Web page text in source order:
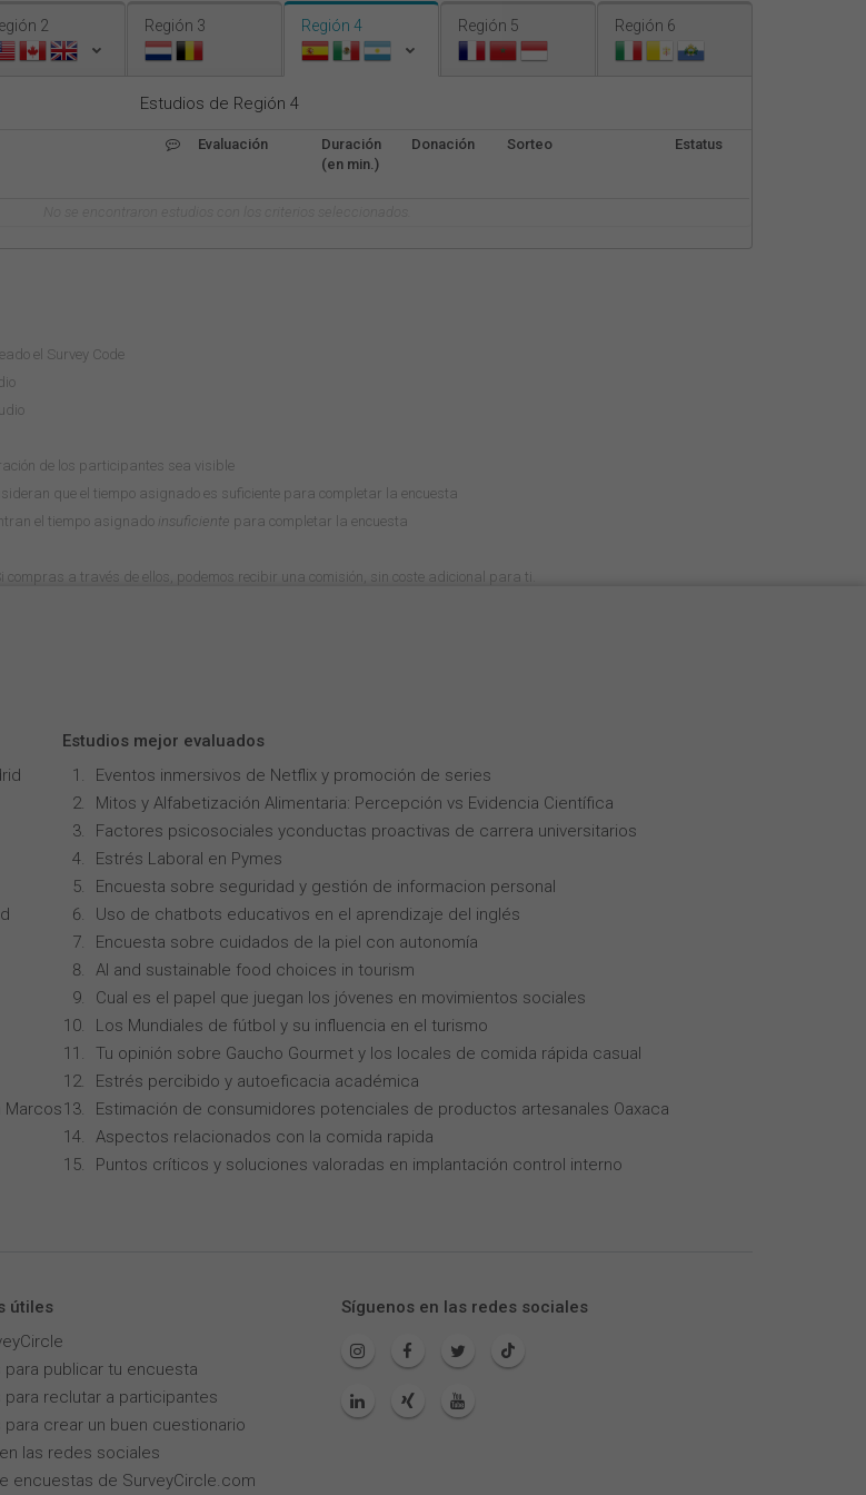
2 Región 3 Región 4 Región 5 Región 6
Estudios de Región 4
Evaluación
Duración
(en min.)
Donación Sorteo Estatus
el Survey Code
de los participantes sea visible
que el tiempo asignado es suficiente para completar la encuesta
el tiempo asignado insuficiente para completar la encuesta
compras a través de ellos, podemos recibir una comisión, sin coste adicional para ti.
Marcos
Estudios mejor evaluados
Eventos inmersivos de Netflix y promoción de series
Mitos y Alfabetización Alimentaria: Percepción vs Evidencia Científica
Factores psicosociales yconductas proactivas de carrera universitarios
Estrés Laboral en Pymes
Encuesta sobre seguridad y gestión de informacion personal
Uso de chatbots educativos en el aprendizaje del inglés
Encuesta sobre cuidados de la piel con autonomía
AI and sustainable food choices in tourism
Cual es el papel que juegan los jóvenes en movimientos sociales
Los Mundiales de fútbol y su influencia en el turismo
Tu opinión sobre Gaucho Gourmet y los locales de comida rápida casual
Estrés percibido y autoeficacia académica
Estimación de consumidores potenciales de productos artesanales Oaxaca
Aspectos relacionados con la comida rapida
Puntos críticos y soluciones valoradas en implantación control interno
útiles
para publicar tu encuesta
para reclutar a participantes
para crear un buen cuestionario
las redes sociales
encuestas de SurveyCircle.com
Síguenos en las redes sociales
Nederlands